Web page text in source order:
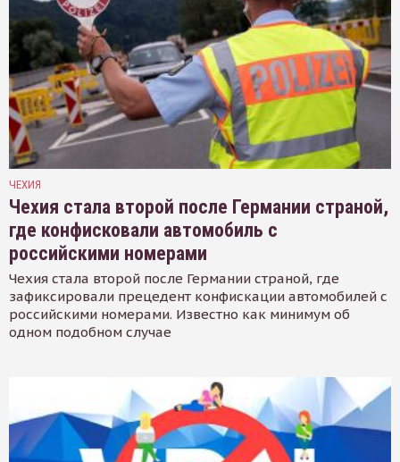
ЧЕХИЯ
Чехия стала второй после Германии страной,
где конфисковали автомобиль с
российскими номерами
Чехия стала второй после Германии страной, где
зафиксировали прецедент конфискации автомобилей с
российскими номерами. Известно как минимум об
одном подобном случае